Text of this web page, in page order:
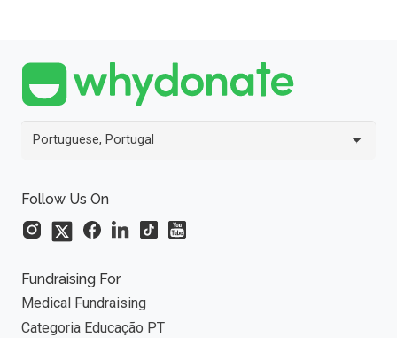
Portuguese, Portugal
Follow Us On
Fundraising For
Medical Fundraising
Categoria Educação PT